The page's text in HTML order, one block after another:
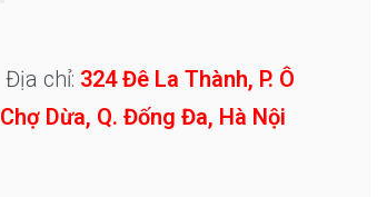
Địa chỉ: 324 Đê La Thành, P. Ô
Chợ Dừa, Q. Đống Đa, Hà Nội